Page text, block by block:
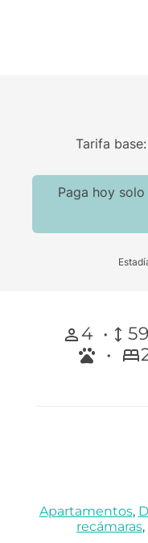
Tarifa base:
Paga hoy solo
person4 • height
pets • bed
Apartamentos,
recámaras,